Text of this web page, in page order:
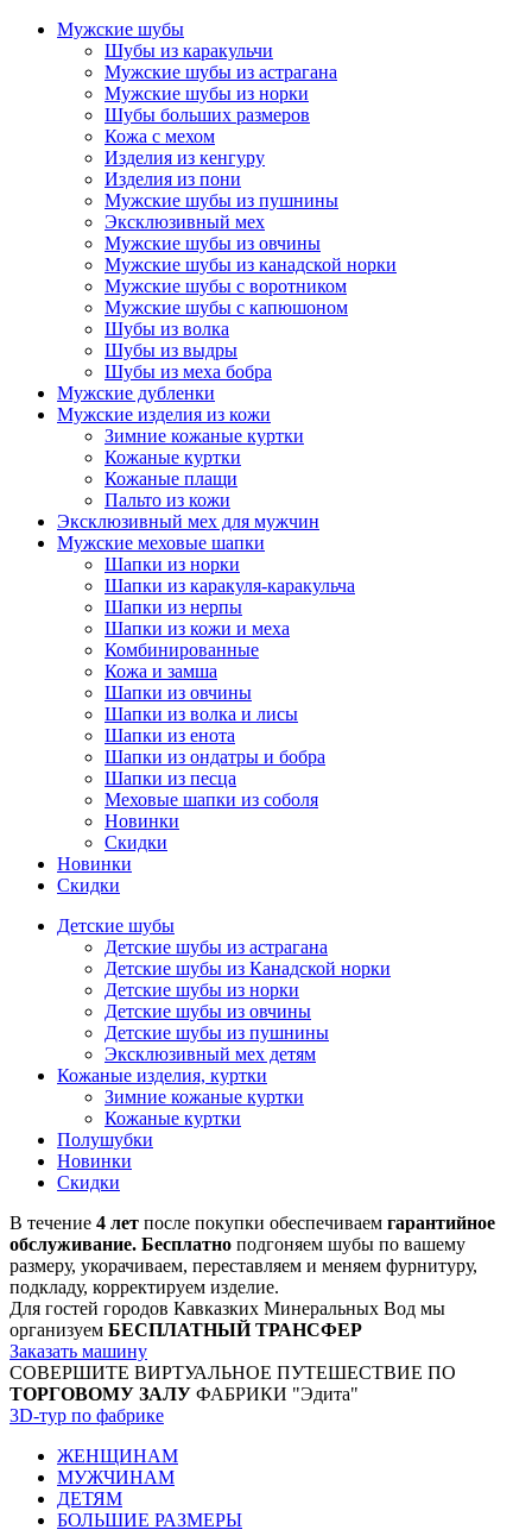
Мужские шубы
Шубы из каракульчи
Мужские шубы из астрагана
Мужские шубы из норки
Шубы больших размеров
Кожа с мехом
Изделия из кенгуру
Изделия из пони
Мужские шубы из пушнины
Эксклюзивный мех
Мужские шубы из овчины
Мужские шубы из канадской норки
Мужские шубы с воротником
Мужские шубы с капюшоном
Шубы из волка
Шубы из выдры
Шубы из меха бобра
Мужские дубленки
Мужские изделия из кожи
Зимние кожаные куртки
Кожаные куртки
Кожаные плащи
Пальто из кожи
Эксклюзивный мех для мужчин
Мужские меховые шапки
Шапки из норки
Шапки из каракуля-каракульча
Шапки из нерпы
Шапки из кожи и меха
Комбинированные
Кожа и замша
Шапки из овчины
Шапки из волка и лисы
Шапки из енота
Шапки из ондатры и бобра
Шапки из песца
Меховые шапки из соболя
Новинки
Скидки
Новинки
Скидки
Детские шубы
Детские шубы из астрагана
Детские шубы из Канадской норки
Детские шубы из норки
Детские шубы из овчины
Детские шубы из пушнины
Эксклюзивный мех детям
Кожаные изделия, куртки
Зимние кожаные куртки
Кожаные куртки
Полушубки
Новинки
Скидки
В течение 4 лет после покупки обеспечиваем гарантийное
обслуживание. Бесплатно подгоняем шубы по вашему
размеру, укорачиваем, переставляем и меняем фурнитуру,
подкладу, корректируем изделие.
Для гостей городов Кавказких Минеральных Вод мы
организуем БЕСПЛАТНЫЙ ТРАНСФЕР
Заказать машину
СОВЕРШИТЕ ВИРТУАЛЬНОЕ ПУТЕШЕСТВИЕ ПО
ТОРГОВОМУ ЗАЛУ ФАБРИКИ "Эдита"
3D-тур по фабрике
ЖЕНЩИНАМ
МУЖЧИНАМ
ДЕТЯМ
БОЛЬШИЕ РАЗМЕРЫ